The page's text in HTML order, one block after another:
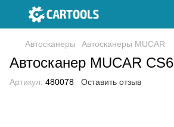
Автосканеры Автосканеры MUCAR
Автосканер MUCAR CS6
Артикул: 480078 Оставить отзыв